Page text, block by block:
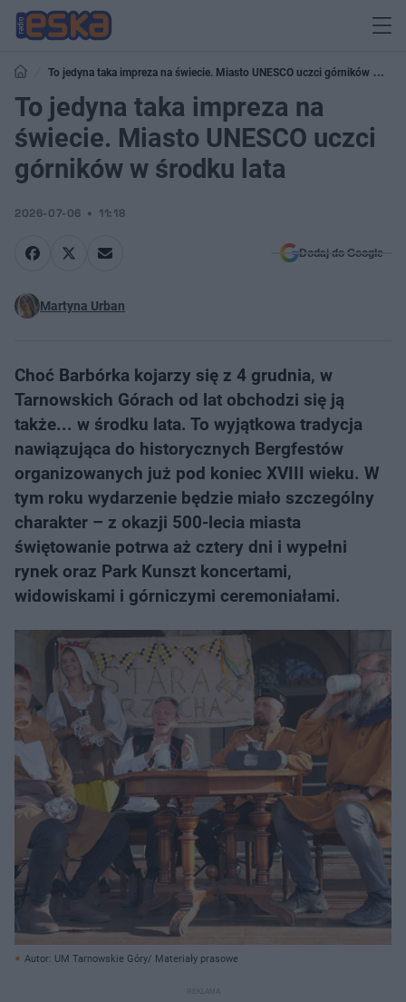
To jedyna taka impreza na świecie. Miasto UNESCO uczci górników w
środku lata
To jedyna taka impreza na
świecie. Miasto UNESCO uczci
górników w środku lata
2026-07-06 11:18
Dodaj do Google
Martyna Urban
Choć Barbórka kojarzy się z 4 grudnia, w
Tarnowskich Górach od lat obchodzi się ją
także... w środku lata. To wyjątkowa tradycja
nawiązująca do historycznych Bergfestów
organizowanych już pod koniec XVIII wieku. W
tym roku wydarzenie będzie miało szczególny
charakter – z okazji 500-lecia miasta
świętowanie potrwa aż cztery dni i wypełni
rynek oraz Park Kunszt koncertami,
widowiskami i górniczymi ceremoniałami.
Autor: UM Tarnowskie Góry/ Materiały prasowe